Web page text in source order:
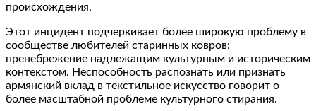
происхождения.
Этот инцидент подчеркивает более широкую проблему в
сообществе любителей старинных ковров:
пренебрежение надлежащим культурным и историческим
контекстом. Неспособность распознать или признать
армянский вклад в текстильное искусство говорит о
более масштабной проблеме культурного стирания.